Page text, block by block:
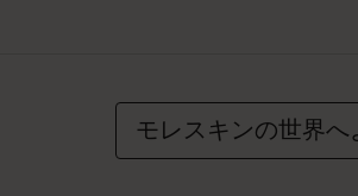
モレスキンの世界へ